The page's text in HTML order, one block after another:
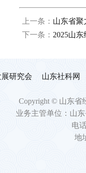
上一条： 山东省聚
下一条： 2025山
研究会 山东社科网
Copyright © 山东省
业务主管单位：山
电
地